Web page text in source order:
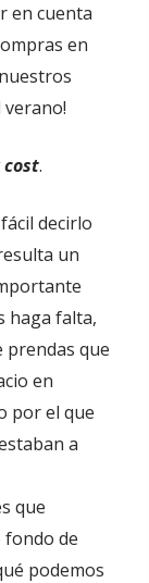
en cuenta
en
verano!
.
decirlo
un
haga falta,
que
en
por el que
a
que
de
podemos